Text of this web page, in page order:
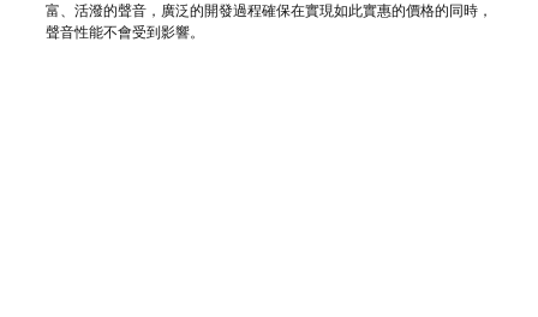
富、活潑的聲音，廣泛的開發過程確保在實現如此實惠的價格的同時，
聲音性能不會受到影響。